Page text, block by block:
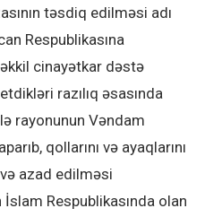
təsdiq edilməsi adı
Respublikasına
cinayətkar dəstə
razılıq əsasında
rayonunun Vəndam
qollarını və ayaqlarını
azad edilməsi
Respublikasında olan